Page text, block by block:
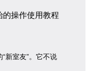
的操作使用教程
新室友”。它不说